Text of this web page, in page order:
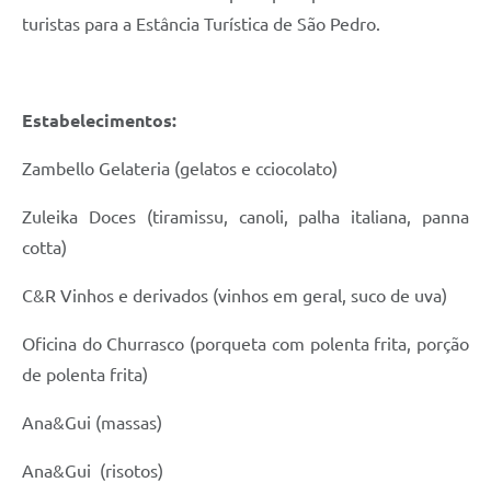
turistas para a Estância Turística de São Pedro.
Estabelecimentos:
Zambello Gelateria (gelatos e cciocolato)
Zuleika Doces (tiramissu, canoli, palha italiana, panna
cotta)
C&R Vinhos e derivados (vinhos em geral, suco de uva)
Oficina do Churrasco (porqueta com polenta frita, porção
de polenta frita)
Ana&Gui (massas)
Ana&Gui (risotos)